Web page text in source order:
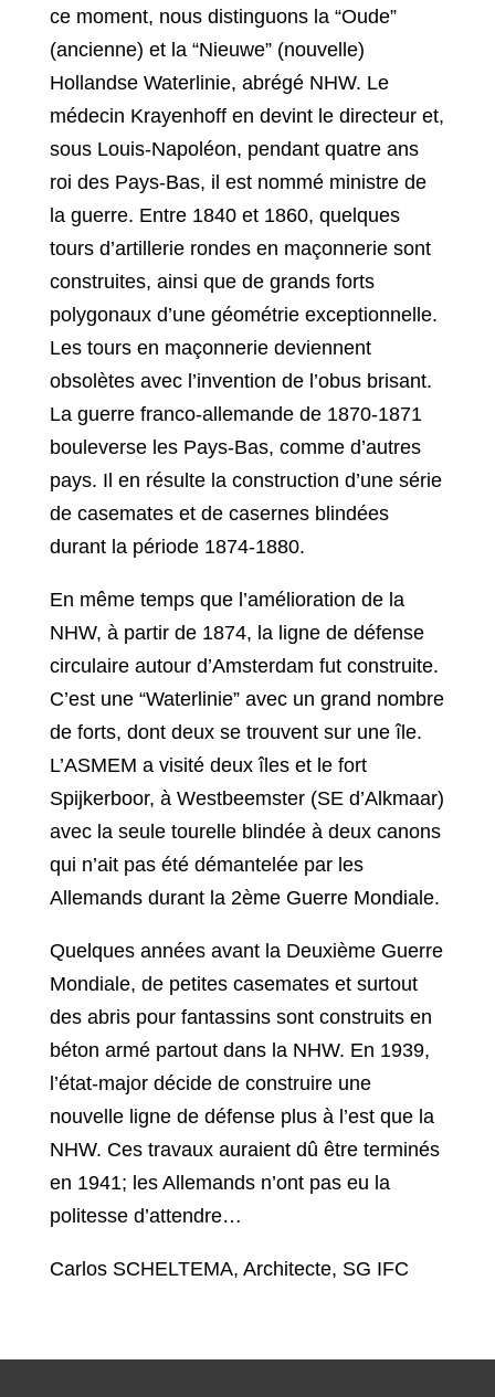
ce moment, nous distinguons la “Oude”
(ancienne) et la “Nieuwe” (nouvelle)
Hollandse Waterlinie, abrégé NHW. Le
médecin Krayenhoff en devint le directeur et,
sous Louis-Napoléon, pendant quatre ans
roi des Pays-Bas, il est nommé ministre de
la guerre. Entre 1840 et 1860, quelques
tours d’artillerie rondes en maçonnerie sont
construites, ainsi que de grands forts
polygonaux d’une géométrie exceptionnelle.
Les tours en maçonnerie deviennent
obsolètes avec l’invention de l’obus brisant.
La guerre franco-allemande de 1870-1871
bouleverse les Pays-Bas, comme d’autres
pays. Il en résulte la construction d’une série
de casemates et de casernes blindées
durant la période 1874-1880.
En même temps que l’amélioration de la
NHW, à partir de 1874, la ligne de défense
circulaire autour d’Amsterdam fut construite.
C’est une “Waterlinie” avec un grand nombre
de forts, dont deux se trouvent sur une île.
L’ASMEM a visité deux îles et le fort
Spijkerboor, à Westbeemster (SE d’Alkmaar)
avec la seule tourelle blindée à deux canons
qui n’ait pas été démantelée par les
Allemands durant la 2ème Guerre Mondiale.
Quelques années avant la Deuxième Guerre
Mondiale, de petites casemates et surtout
des abris pour fantassins sont construits en
béton armé partout dans la NHW. En 1939,
l’état-major décide de construire une
nouvelle ligne de défense plus à l’est que la
NHW. Ces travaux auraient dû être terminés
en 1941; les Allemands n’ont pas eu la
politesse d’attendre…
Carlos SCHELTEMA, Architecte, SG IFC